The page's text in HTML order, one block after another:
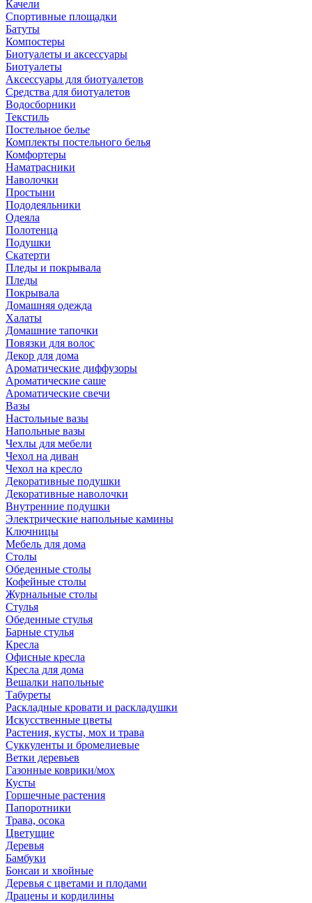
Качели
Спортивные площадки
Батуты
Компостеры
Биотуалеты и аксессуары
Биотуалеты
Аксессуары для биотуалетов
Средства для биотуалетов
Водосборники
Текстиль
Постельное белье
Комплекты постельного белья
Комфортеры
Наматрасники
Наволочки
Простыни
Пододеяльники
Одеяла
Полотенца
Подушки
Скатерти
Пледы и покрывала
Пледы
Покрывала
Домашняя одежда
Халаты
Домашние тапочки
Повязки для волос
Декор для дома
Ароматические диффузоры
Ароматические саше
Ароматические свечи
Вазы
Настольные вазы
Напольные вазы
Чехлы для мебели
Чехол на диван
Чехол на кресло
Декоративные подушки
Декоративные наволочки
Внутренние подушки
Электрические напольные камины
Ключницы
Мебель для дома
Столы
Обеденные столы
Кофейные столы
Журнальные столы
Стулья
Обеденные стулья
Барные стулья
Кресла
Офисные кресла
Кресла для дома
Вешалки напольные
Табуреты
Раскладные кровати и раскладушки
Искусственные цветы
Растения, кусты, мох и трава
Суккуленты и бромелиевые
Ветки деревьев
Газонные коврики/мох
Кусты
Горшечные растения
Папоротники
Трава, осока
Цветущие
Деревья
Бамбуки
Бонсаи и хвойные
Деревья с цветами и плодами
Драцены и кордилины